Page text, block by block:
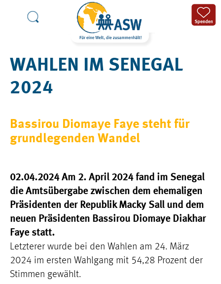
WAHLEN IM SENEGAL
2024
Bassirou Diomaye Faye steht für
grundlegenden Wandel
02.04.2024 Am 2. April 2024 fand im Senegal
die Amtsübergabe zwischen dem ehemaligen
Präsidenten der Republik Macky Sall und dem
neuen Präsidenten Bassirou Diomaye Diakhar
Faye statt.
Letzterer wurde bei den Wahlen am 24. März
2024 im ersten Wahlgang mit 54,28 Prozent der
Stimmen gewählt.